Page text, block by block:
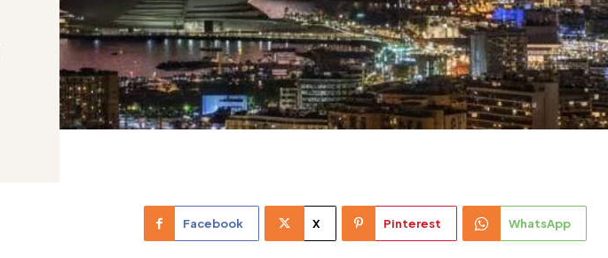
Facebook X Pinterest WhatsApp